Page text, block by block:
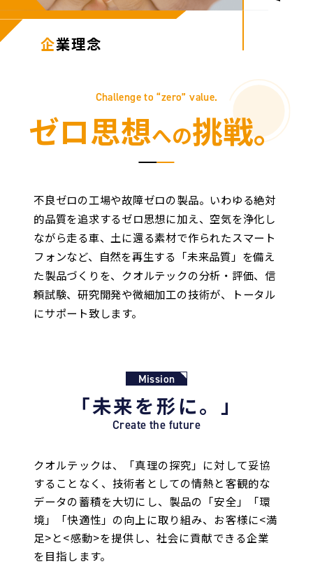
企業理念
Challenge to “zero” value.
ゼロ思想への挑戦。
不良ゼロの工場や故障ゼロの製品。いわゆる絶対
的品質を追求するゼロ思想に加え、空気を浄化し
ながら走る車、土に還る素材で作られたスマート
フォンなど、自然を再生する「未来品質」を備え
た製品づくりを、クオルテックの分析・評価、信
頼試験、研究開発や微細加工の技術が、トータル
にサポート致します。
Mission
「未来を形に。」
Create the future
クオルテックは、「真理の探究」に対して妥協
することなく、技術者としての情熱と客観的な
データの蓄積を大切にし、製品の「安全」「環
境」「快適性」の向上に取り組み、お客様に<満
足>と<感動>を提供し、社会に貢献できる企業
を目指します。